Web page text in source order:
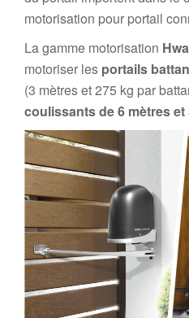
motorisation pour portail
La gamme motorisation
motoriser les portails
(3 mètres et 275 kg par
coulissants de 6 mètres